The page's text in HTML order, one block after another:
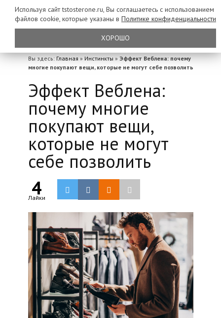
Вы здесь: Главная » Инстинкты » Эффект Веблена: почему
многие покупают вещи, которые не могут себе позволить
Эффект Веблена:
почему многие
покупают вещи,
которые не могут
себе позволить
4
Лайки
Используя сайт tstosterone.ru, Вы соглашаетесь с использованием
файлов cookie, которые указаны в Политике конфиденциальности
ХОРОШО